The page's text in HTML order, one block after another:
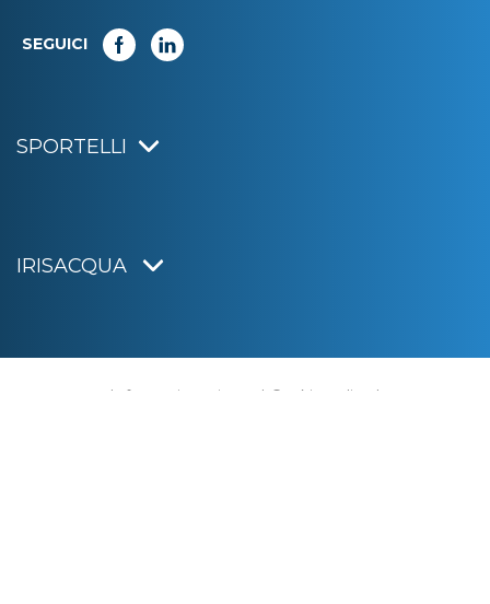
SEGUICI
SPORTELLI
IRISACQUA
Informativa privacy | Cookie policy
|